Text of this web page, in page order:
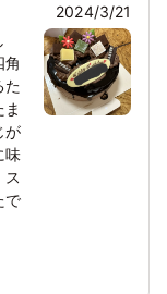
2024/3/21
角
た
が
味
ス
で